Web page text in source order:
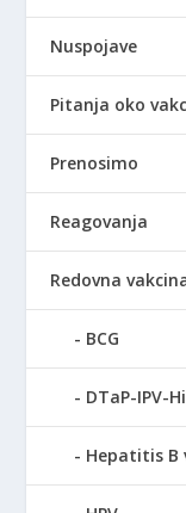
Nuspojave
Pitanja oko
Prenosimo
Reagovanja
Redovna
BCG
DTaP-IPV-
Hepatitis B